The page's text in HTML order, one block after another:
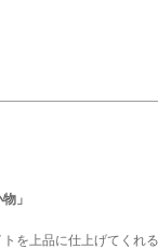
」
を上品に仕上げてくれ